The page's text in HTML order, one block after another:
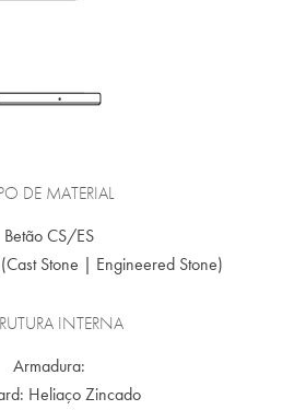
DE MATERIAL
Betão CS/ES
Stone | Engineered Stone)
INTERNA
Armadura:
Heliaço Zincado